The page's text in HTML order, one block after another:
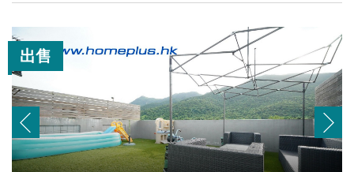
出售